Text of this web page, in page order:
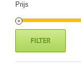
Prijs
FILTER